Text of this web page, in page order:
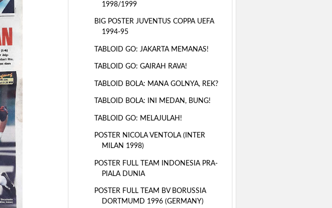
1998/1999
BIG POSTER JUVENTUS COPPA UEFA
1994-95
TABLOID GO: JAKARTA MEMANAS!
TABLOID GO: GAIRAH RAVA!
TABLOID BOLA: MANA GOLNYA, REK?
TABLOID BOLA: INI MEDAN, BUNG!
TABLOID GO: MELAJULAH!
POSTER NICOLA VENTOLA (INTER
MILAN 1998)
POSTER FULL TEAM INDONESIA PRA-
PIALA DUNIA
POSTER FULL TEAM BV BORUSSIA
DORTMUMD 1996 (GERMANY)